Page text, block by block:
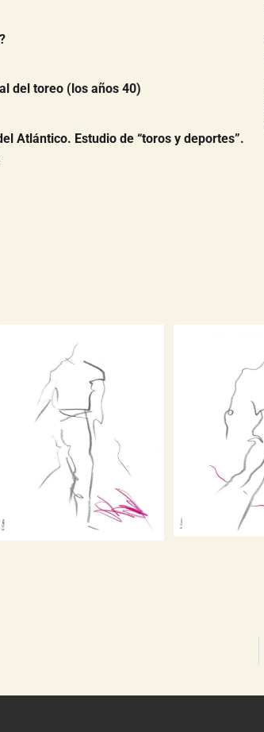
del toreo (los años 40)
Atlántico. Estudio de “toros y deportes”.